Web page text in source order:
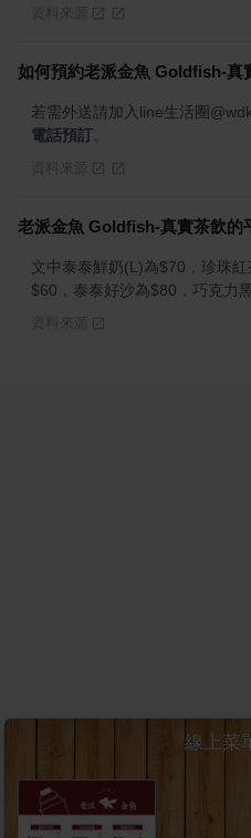
如何預約老派金魚 Goldfish-真
若需外送請加入line生活圈
電話預訂
老派金魚 Goldfish-真實茶飲的
文中泰泰鮮奶(L)為$70，珍珠
$60，泰泰好沙為$80，巧克力
線上菜